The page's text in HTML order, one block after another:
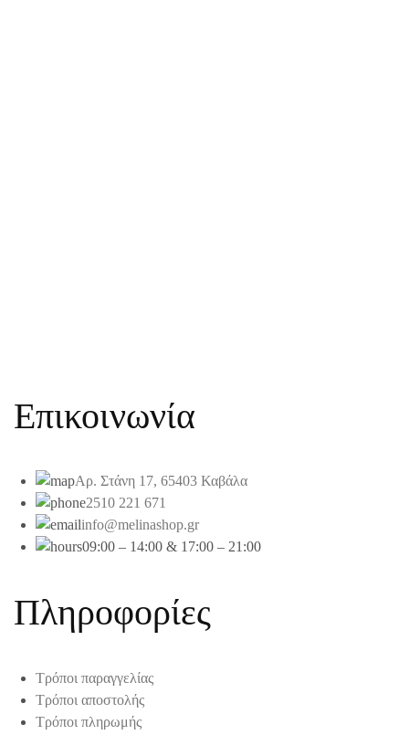
Επικοινωνία
Αρ. Στάνη 17, 65403 Καβάλα
2510 221 671
info@melinashop.gr
09:00 – 14:00 & 17:00 – 21:00
Πληροφορίες
Τρόποι παραγγελίας
Τρόποι αποστολής
Τρόποι πληρωμής